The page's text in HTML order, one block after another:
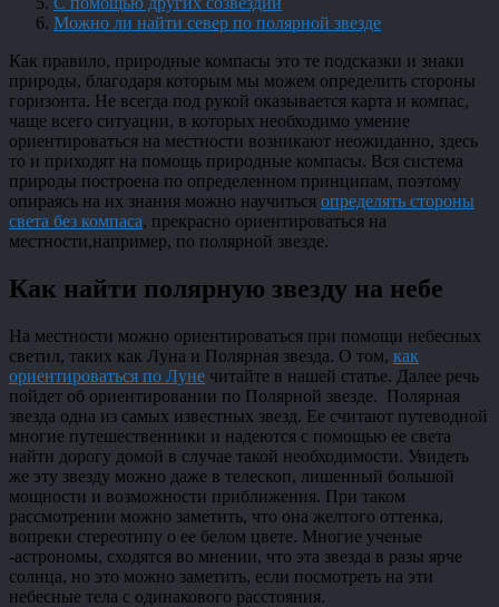
Можно ли найти север по полярной звезде
Как правило, природные компасы это те подсказки и знаки
природы, благодаря которым мы можем определить стороны
горизонта. Не всегда под рукой оказывается карта и компас,
чаще всего ситуации, в которых необходимо умение
ориентироваться на местности возникают неожиданно, здесь
то и приходят на помощь природные компасы. Вся система
природы построена по определенном принципам, поэтому
опираясь на их знания можно научиться определять стороны
света без компаса, прекрасно ориентироваться на
местности,например, по полярной звезде.
Как найти полярную звезду на небе
На местности можно ориентироваться при помощи небесных
светил, таких как Луна и Полярная звезда. О том, как
ориентироваться по Луне читайте в нашей статье. Далее речь
пойдет об ориентировании по Полярной звезде. Полярная
звезда одна из самых известных звезд. Ее считают путеводной
многие путешественники и надеются с помощью ее света
найти дорогу домой в случае такой необходимости. Увидеть
же эту звезду можно даже в телескоп, лишенный большой
мощности и возможности приближения. При таком
рассмотрении можно заметить, что она желтого оттенка,
вопреки стереотипу о ее белом цвете. Многие ученые
-астрономы, сходятся во мнении, что эта звезда в разы ярче
солнца, но это можно заметить, если посмотреть на эти
небесные тела с одинакового расстояния.